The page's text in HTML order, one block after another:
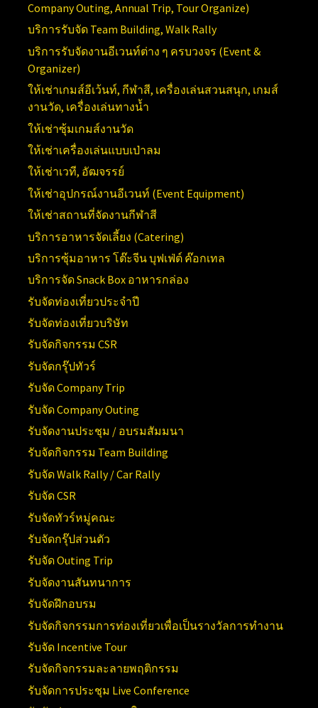
Company Outing, Annual Trip, Tour Organize)
บริการรับจัด Team Building, Walk Rally
บริการรับจัดงานอีเวนท์ต่าง ๆ ครบวงจร (Event &
Organizer)
ให้เช่าเกมส์อีเว้นท์, กีฬาสี, เครื่องเล่นสวนสนุก, เกมส์
งานวัด, เครื่องเล่นทางน้ำ
ให้เช่าซุ้มเกมส์งานวัด
ให้เช่าเครื่องเล่นแบบเป่าลม
ให้เช่าเวที, อัฒจรรย์
ให้เช่าอุปกรณ์งานอีเวนท์ (Event Equipment)
ให้เช่าสถานที่จัดงานกีฬาสี
บริการอาหารจัดเลี้ยง (Catering)
บริการซุ้มอาหาร โต๊ะจีน บุฟเฟ่ต์ ค๊อกเทล
บริการจัด Snack Box อาหารกล่อง
รับจัดท่องเที่ยวประจำปี
รับจัดท่องเที่ยวบริษัท
รับจัดกิจกรรม CSR
รับจัดกรุ๊ปทัวร์
รับจัด Company Trip
รับจัด Company Outing
รับจัดงานประชุม / อบรมสัมมนา
รับจัดกิจกรรม Team Building
รับจัด Walk Rally / Car Rally
รับจัด CSR
รับจัดทัวร์หมู่คณะ
รับจัดกรุ๊ปส่วนตัว
รับจัด Outing Trip
รับจัดงานสันทนาการ
รับจัดฝึกอบรม
รับจัดกิจกรรมการท่องเที่ยวเพื่อเป็นรางวัลการทำงาน
รับจัด Incentive Tour
รับจัดกิจกรรมละลายพฤติกรรม
รับจัดการประชุม Live Conference